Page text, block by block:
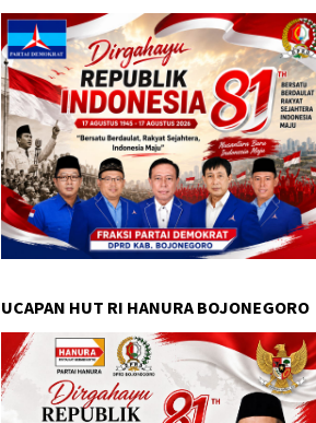
UCAPAN HUT RI HANURA BOJONEGORO